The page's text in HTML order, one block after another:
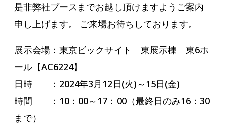
是非弊社ブースまでお越し頂けますようご案内
申し上げます。 ご来場お待ちしております。
展示会場：東京ビックサイト 東展示棟 東6ホ
ール【AC6224】
日時 ：2024年3月12日(火)～15日(金)
時間 ：10：00～17：00（最終日のみ16：30
まで）